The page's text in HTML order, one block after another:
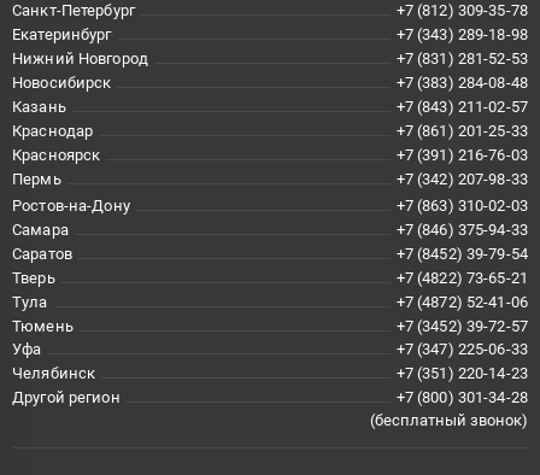
Санкт-Петербург
+7 (812) 309-35-78
Екатеринбург
+7 (343) 289-18-98
Нижний Новгород
+7 (831) 281-52-53
Новосибирск
+7 (383) 284-08-48
Казань
+7 (843) 211-02-57
Краснодар
+7 (861) 201-25-33
Красноярск
+7 (391) 216-76-03
Пермь
+7 (342) 207-98-33
Ростов-на-Дону
+7 (863) 310-02-03
Самара
+7 (846) 375-94-33
Саратов
+7 (8452) 39-79-54
Тверь
+7 (4822) 73-65-21
Тула
+7 (4872) 52-41-06
Тюмень
+7 (3452) 39-72-57
Уфа
+7 (347) 225-06-33
Челябинск
+7 (351) 220-14-23
Другой регион
+7 (800) 301-34-28
(бесплатный звонок)